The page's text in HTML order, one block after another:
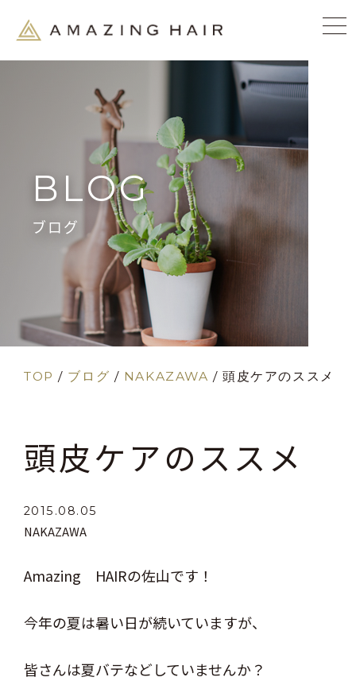
BLOG
ブログ
TOP / ブログ / NAKAZAWA /頭皮ケアのススメ
頭皮ケアのススメ
2015.08.05
NAKAZAWA
Amazing HAIRの佐山です！
今年の夏は暑い日が続いていますが、
皆さんは夏バテなどしていませんか？